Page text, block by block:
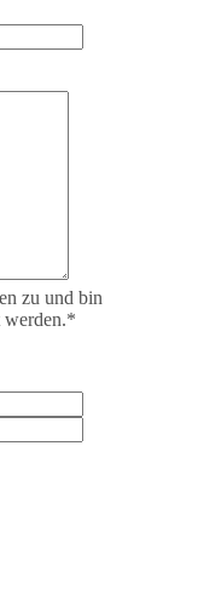
zu und bin
werden.*